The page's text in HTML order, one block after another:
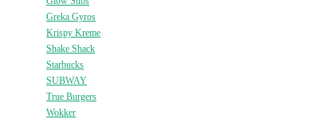
Greka Gyros
Krispy Kreme
Shake Shack
Starbucks
SUBWAY
True Burgers
Wokker